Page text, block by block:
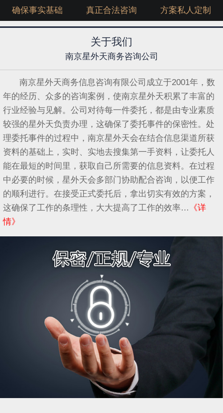
确保事实基础 真正合法咨询 方案私人定制
关于我们
南京星外天商务咨询公司
南京星外天商务信息咨询有限公司成立于2001年，数
年的经历、众多的咨询案例，使南京星外天积累了丰富的
行业经验与见解。公司对待每一件委托，都是由专业素质
较强的星外天负责办理，这确保了委托事件的保密性。处
理委托事件的过程中，南京星外天会在结合信息渠道所获
资料的基础上，实时、实地去搜集第一手资料，让委托人
能在最短的时间里，获取自己所需要的信息资料。在过程
中必要的时候，星外天会多部门协助配合咨询，以便工作
的顺利进行。在接受正式委托后，拿出切实有效的方案，
这确保了工作的条理性，大大提高了工作的效率… 《详
情》